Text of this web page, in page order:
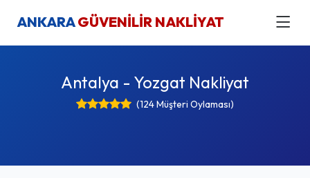
ANKARAGÜVENİLİR NAKLİYAT
Antalya - Yozgat Nakliyat
(124 Müşteri Oylaması)